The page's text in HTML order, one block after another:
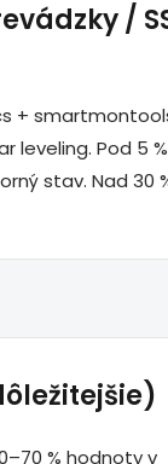
/
+
leveling. Pod 5 %
stav. Nad 30
% hodnoty v